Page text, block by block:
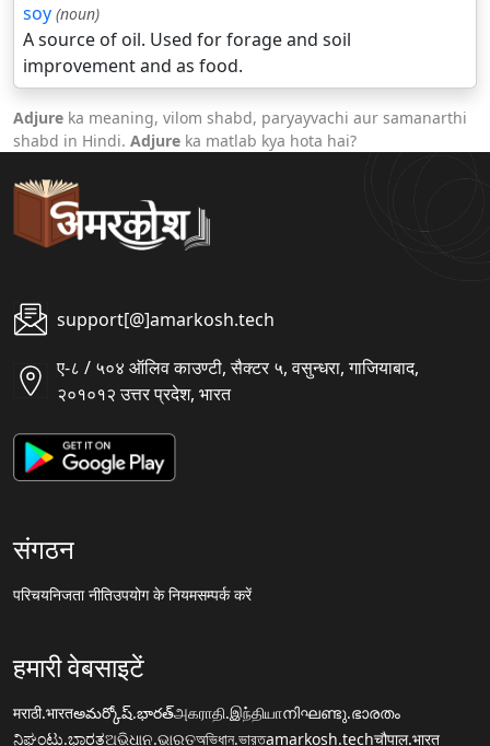
soy (noun)
A source of oil. Used for forage and soil
improvement and as food.
Adjure ka meaning, vilom shabd, paryayvachi aur samanarthi
shabd in Hindi. Adjure ka matlab kya hota hai?
support[@]amarkosh.tech
ए-८ / ५०४ ऑलिव काउण्टी, सैक्टर ५, वसुन्धरा, गाजियाबाद,
२०१०१२ उत्तर प्रदेश, भारत
संगठन
परिचयनिजता नीतिउपयोग के नियमसम्पर्क करें
हमारी वेबसाइटें
मराठी.भारतఅమర్కోష్.భారత్அகராதி.இந்தியாനിഘണ്ടു.ഭാരതം
ನಿಘಂಟು.ಭಾರತଅଭିଧାନ.ଭାରତঅভিধান.ভারতamarkosh.techचौपाल.भारत